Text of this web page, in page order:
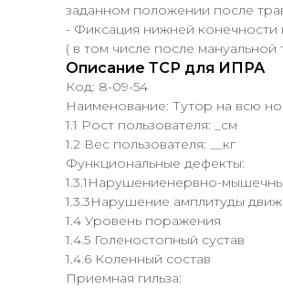
заданном положении после
- Фиксация нижней конечности
( в том числе после
Описание ТСР для ИПРА
Код: 8-09-54
Наименование: Тутор на всю
1.1 Рост пользователя: _см
1.2 Вес пользователя: __кг
Функциональные дефекты:
1.3.1Нарушениенервно-
1.3.3Нарушение амплитуды
1.4 Уровень поражения
1.4.5 Голеностопный сустав
1.4.6 Коленный состав
Приемная гильза: